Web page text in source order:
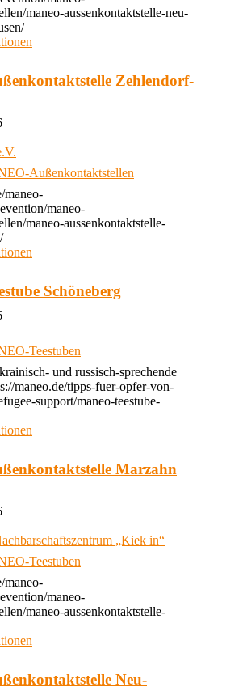
maneo-aussenkontaktstelle-neu-
Zehlendorf-
Außenkontaktstellen
maneo-
maneo-
maneo-aussenkontaktstelle-
Schöneberg
Teestuben
und russisch-sprechende
maneo.de/tipps-fuer-opfer-von-
support/maneo-teestube-
Marzahn
„Kiek in“
Teestuben
maneo-
maneo-
maneo-aussenkontaktstelle-
Neu-